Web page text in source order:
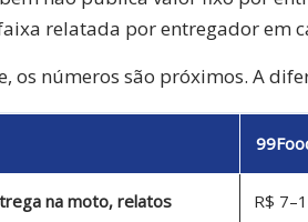
relatada por entregador em
os números são próximos. A
na moto, relatos R$